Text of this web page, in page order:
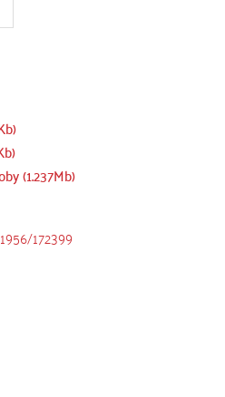
(1.237Mb)
172399